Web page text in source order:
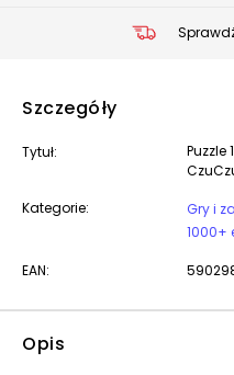
Szczegóły
Tytuł:
Puzzle
Kategorie:
Gry i
1000+
EAN:
Opis